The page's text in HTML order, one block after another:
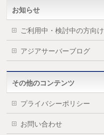
お知らせ
ご利用中・検討中の方向け
アジアサーバーブログ
その他のコンテンツ
プライバシーポリシー
お問い合わせ